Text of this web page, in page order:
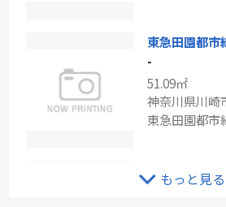
-
51.09㎡
神奈川県川崎
東急東横線
-
もっと見る